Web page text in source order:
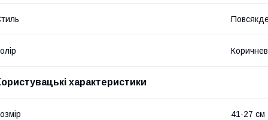
характеристики
41-27 см